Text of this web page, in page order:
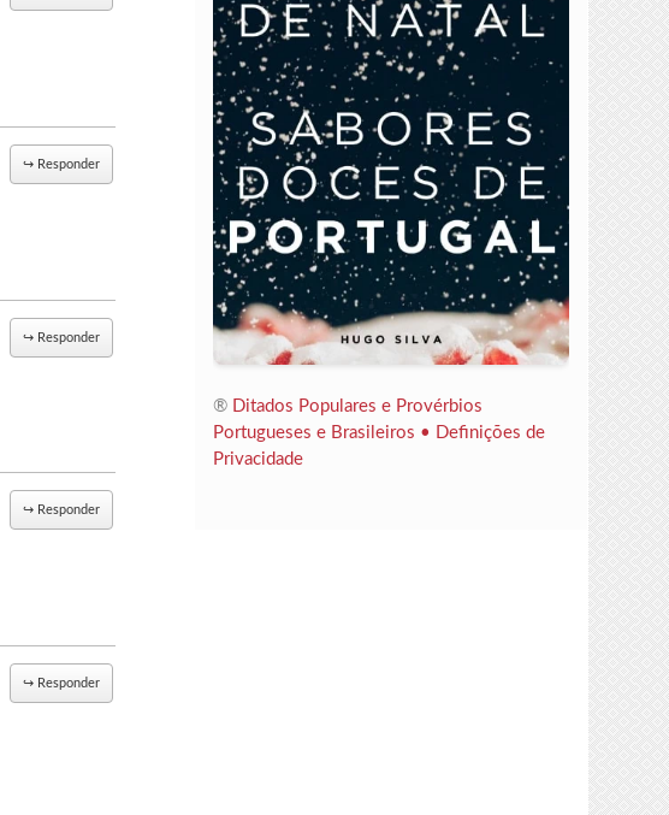
↪ Responder
↪ Responder
↪ Responder
↪ Responder
® Ditados Populares e Provérbios
Portugueses e Brasileiros • Definições de
Privacidade